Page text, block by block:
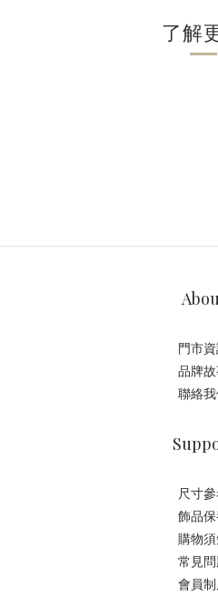
了解
門市
品牌
聯絡
尺寸
飾品
購物
常見
會員